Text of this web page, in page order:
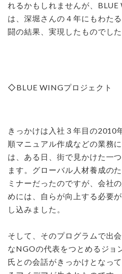
れるかもしれませんが、BLUE
は、深堀さんの４年にもわた
闘の結果、実現したものでした
◇BLUE WINGプロジェクト
きっかけは入社３年目の2010
順マニュアル作成などの業務
は、ある日、街で見かけた一
ます。グローバル人材養成の
ミナーだったのですが、会社
めには、自らが向上する必要
し込みました。
そして、そのプログラムで出
なNGOの代表をつとめるジョ
氏との会話がきっかけとなっ